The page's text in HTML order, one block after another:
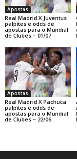
Apostas
Real Madrid X Juventus
palpites e odds de
apostas para o Mundial
de Clubes – 01/07
Apostas
Real Madrid X Pachuca
palpites e odds de
apostas para o Mundial
de Clubes – 22/06